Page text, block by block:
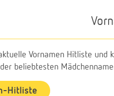
Vornamen Hitliste und
beliebtesten
Hitliste